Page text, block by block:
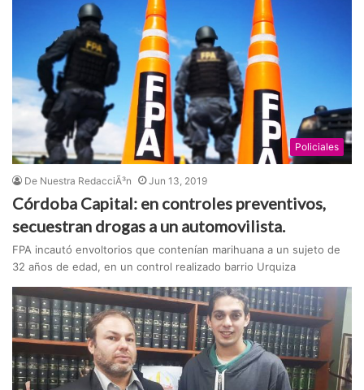
Policiales
De Nuestra RedacciÃ³n Jun 13, 2019
Córdoba Capital: en controles preventivos,
secuestran drogas a un automovilista.
FPA incautó envoltorios que contenían marihuana a un sujeto de
32 años de edad, en un control realizado barrio Urquiza